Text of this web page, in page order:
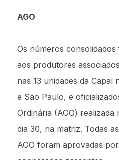
AGO
Os números
aos produtores
nas 13 unidades da Capal
e São Paulo, e
Ordinária (AGO) realizada
dia 30, na matriz. Todas
AGO foram aprovadas